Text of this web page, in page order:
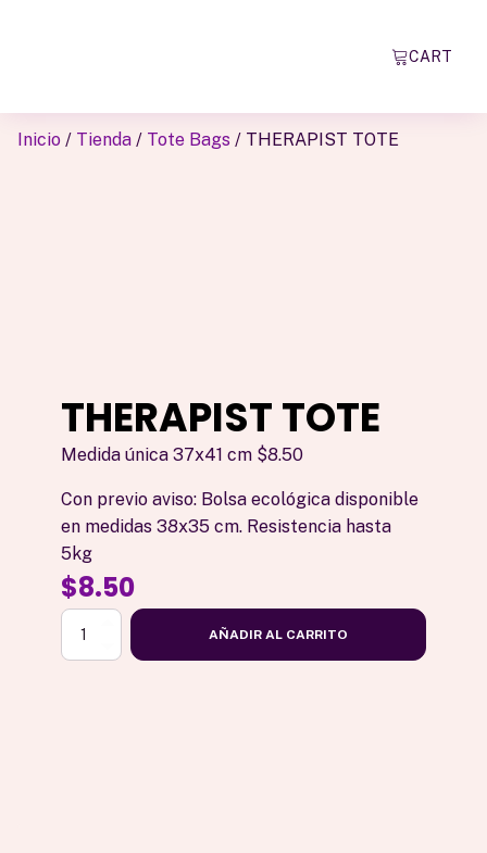
CART
Inicio / Tienda / Tote Bags / THERAPIST TOTE
THERAPIST TOTE
Medida única 37x41 cm $8.50
Con previo aviso: Bolsa ecológica disponible
en medidas 38x35 cm. Resistencia hasta
5kg
$8.50
THERAPIST
AÑADIR AL CARRITO